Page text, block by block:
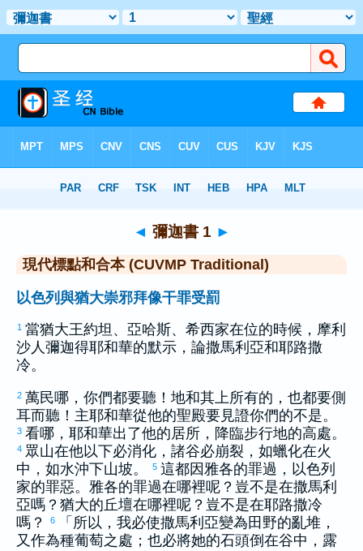
> 彌迦書 1
◄ 彌迦書 1 ►
現代標點和合本 (CUVMP Traditional)
以色列與猶大崇邪拜像干罪受罰
1 當猶大王約坦 、 亞哈斯、 希西家在位的時候， 摩利
沙人彌迦得耶和華的默示，論撒馬利亞和耶路撒
冷。
2 萬民哪，你們都要聽！地和其上所有的，也都要側
耳而聽！主耶和華從他的聖殿要見證你們的不是。
3 看哪，耶和華出了他的居所，降臨步行地的高處。
4 眾山在他以下必消化，諸谷必崩裂，如蠟化在火
中，如水沖下山坡。
5 這都因 雅各的罪過， 以色列
家的罪惡。 雅各的罪過在哪裡呢？豈不是在撒馬利
亞嗎？ 猶大的丘壇在哪裡呢？豈不是在耶路撒冷
嗎？
6 「所以，我必使撒馬利亞變為田野的亂堆，
又作為種葡萄之處；也必將她的石頭倒在谷中，露